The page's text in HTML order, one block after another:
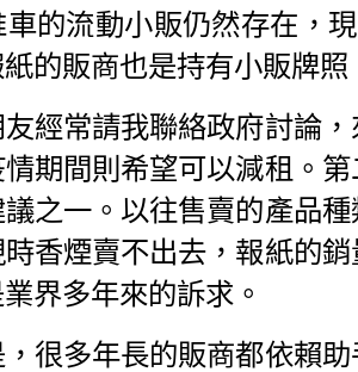
的流動小販仍然存在，
的販商也是持有小販牌
經常請我聯絡政府討論
期間則希望可以減租。
之一。以往售賣的產品
香煙賣不出去，報紙的
界多年來的訴求。
很多年長的販商都依賴